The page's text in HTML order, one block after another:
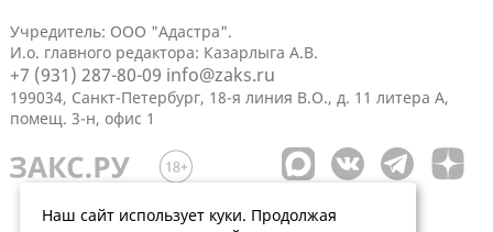
Учредитель: ООО "Адастра".
И.о. главного редактора: Казарлыга А.В.
+7 (931) 287-80-09 info@zaks.ru
199034, Санкт-Петербург, 18-я линия В.О., д. 11 литера А,
помещ. 3-н, офис 1
Наш сайт использует куки. Продолжая